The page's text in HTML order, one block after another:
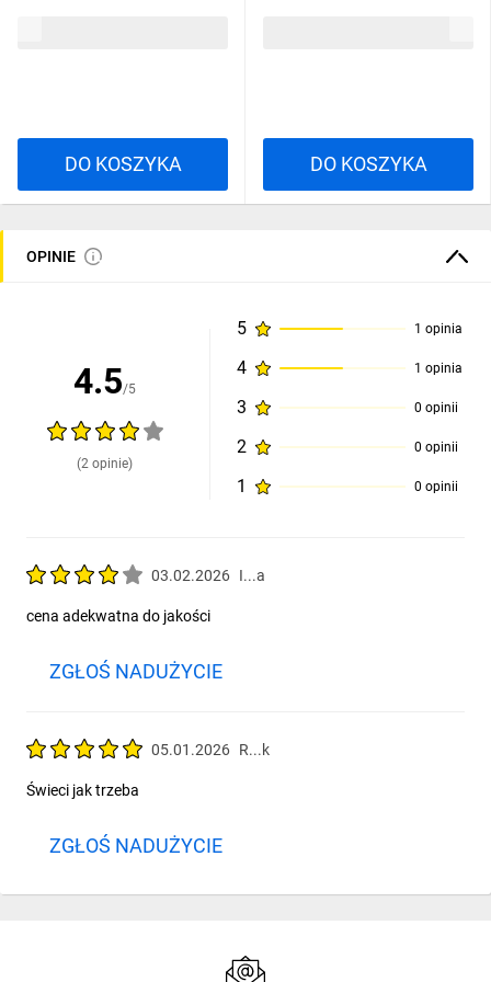
DO KOSZYKA DO KOSZYKA
OPINIE
4.5/5
(2 opinie)
5 1 opinia
4 1 opinia
3 0 opinii
2 0 opinii
1 0 opinii
03.02.2026 I...a
cena adekwatna do jakości
ZGŁOŚ NADUŻYCIE
05.01.2026 R...k
Świeci jak trzeba
ZGŁOŚ NADUŻYCIE